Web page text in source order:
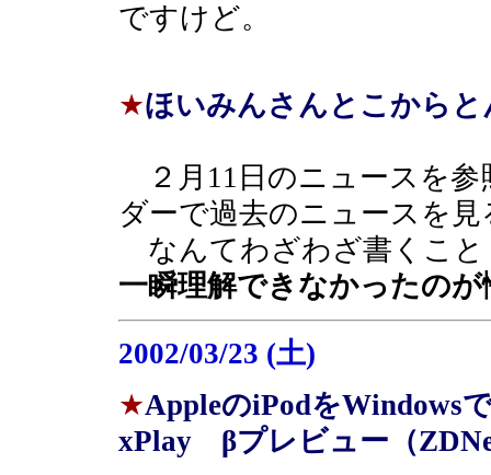
ですけど。
★ほいみんさんとこから
２月11日のニュースを参
ダーで過去のニュースを
なんてわざわざ書くこと
一瞬理解できなかったのが
2002/03/23 (土)
★AppleのiPodをWindows
xPlay βプレビュー（